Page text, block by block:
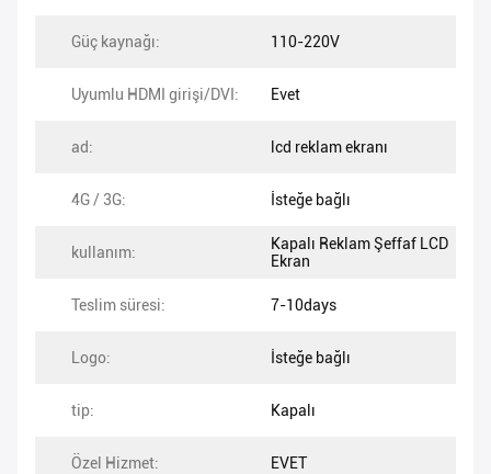
Güç kaynağı: 110-220V
Uyumlu HDMI girişi/DVI: Evet
ad: lcd reklam ekranı
4G / 3G: İsteğe bağlı
kullanım:
Kapalı Reklam Şeffaf LCD
Ekran
Teslim süresi: 7-10days
Logo: İsteğe bağlı
tip: Kapalı
Özel Hizmet: EVET